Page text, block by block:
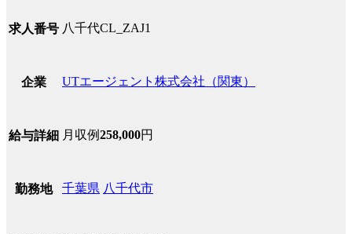
求人番号 八千代CL_ZAJ1
企業 UTエージェント株式会社（関東）
給与詳細 月収例258,000円
勤務地 千葉県 八千代市